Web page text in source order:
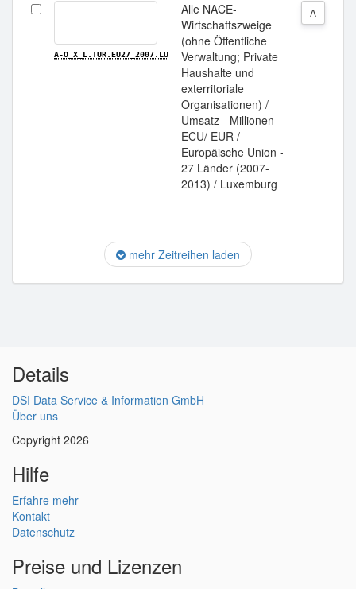
A-O_X_L.TUR.EU27_2007.LU
Alle NACE-
Wirtschaftszweige
(ohne Öffentliche
Verwaltung; Private
Haushalte und
exterritoriale
Organisationen) /
Umsatz - Millionen
ECU/ EUR /
Europäische Union -
27 Länder (2007-
2013) / Luxemburg
A
mehr Zeitreihen laden
Details
DSI Data Service & Information GmbH
Über uns
Copyright 2026
Hilfe
Erfahre mehr
Kontakt
Datenschutz
Preise und Lizenzen